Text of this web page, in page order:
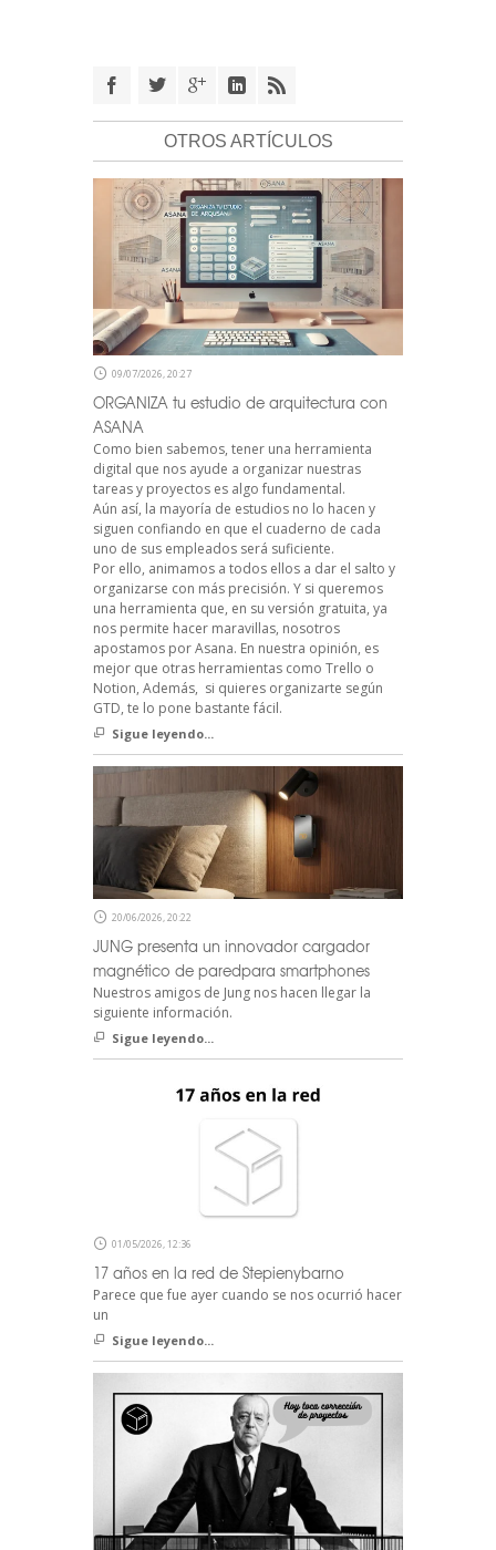
OTROS ARTÍCULOS
09/07/2026, 20:27
ORGANIZA tu estudio de arquitectura con
ASANA
Como bien sabemos, tener una herramienta
digital que nos ayude a organizar nuestras
tareas y proyectos es algo fundamental.
Aún así, la mayoría de estudios no lo hacen y
siguen confiando en que el cuaderno de cada
uno de sus empleados será suficiente.
Por ello, animamos a todos ellos a dar el salto y
organizarse con más precisión. Y si queremos
una herramienta que, en su versión gratuita, ya
nos permite hacer maravillas, nosotros
apostamos por Asana. En nuestra opinión, es
mejor que otras herramientas como Trello o
Notion, Además, si quieres organizarte según
GTD, te lo pone bastante fácil.
Sigue leyendo...
20/06/2026, 20:22
JUNG presenta un innovador cargador
magnético de paredpara smartphones
Nuestros amigos de Jung nos hacen llegar la
siguiente información.
Sigue leyendo...
01/05/2026, 12:36
17 años en la red de Stepienybarno
Parece que fue ayer cuando se nos ocurrió hacer
un
Sigue leyendo...